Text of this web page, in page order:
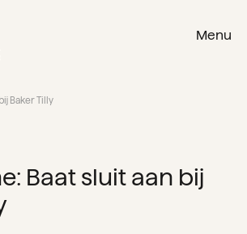
Menu
Baker Tilly
Baat sluit aan bij